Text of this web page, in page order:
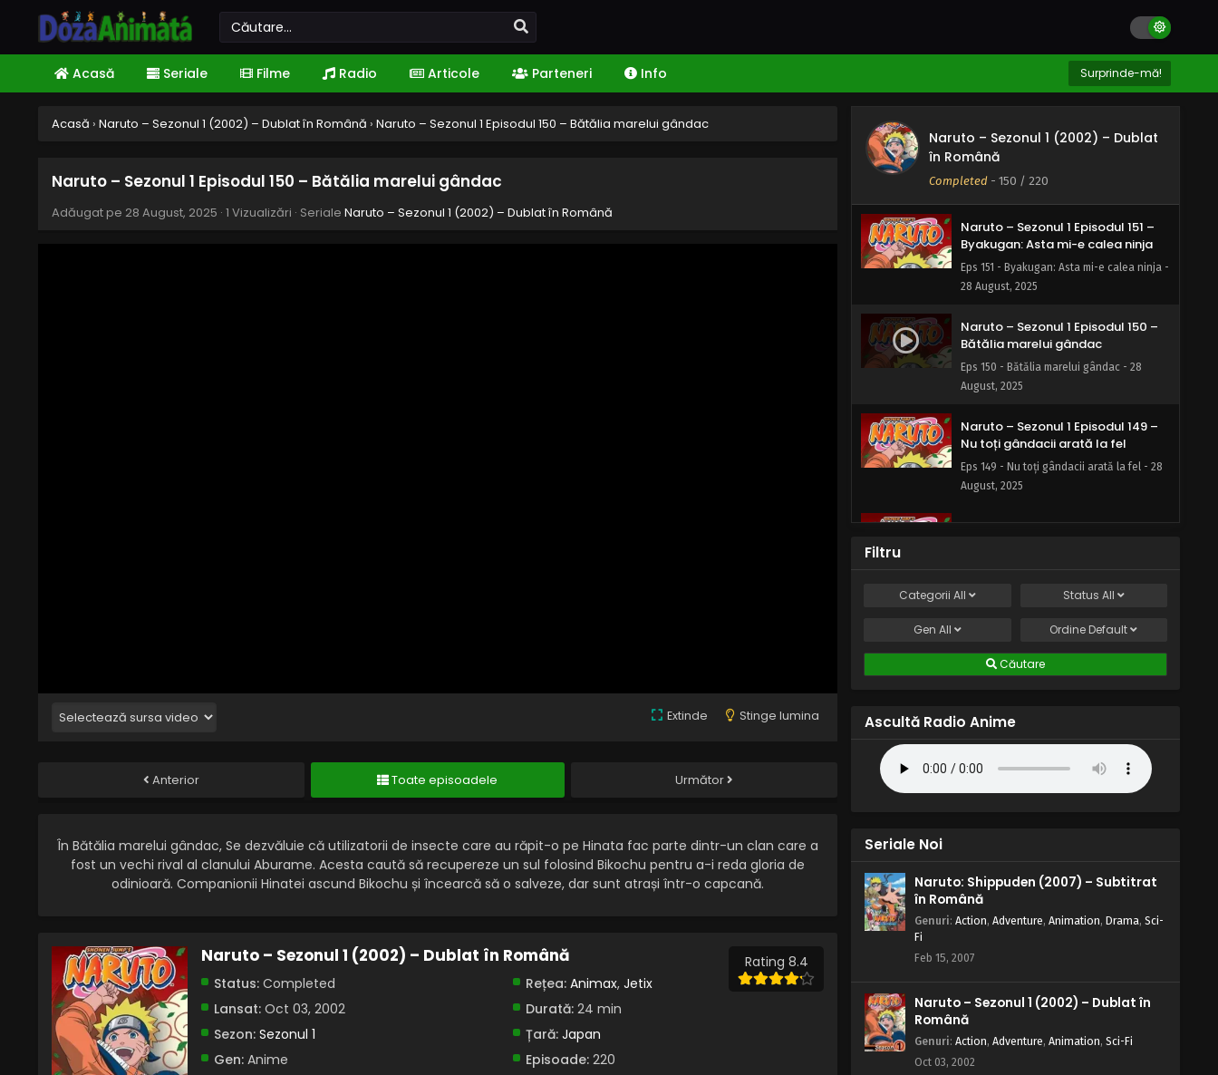
Acasă Seriale Filme Radio Articole Parteneri Info Surprinde-mă!
Acasă › Naruto – Sezonul 1 (2002) – Dublat în Română › Naruto – Sezonul 1 Episodul 150 – Bătălia marelui gândac
Naruto – Sezonul 1 Episodul 150 – Bătălia marelui gândac
Adăugat pe 28 August, 2025 · 1 Vizualizări · Seriale Naruto – Sezonul 1 (2002) – Dublat în Română
Extinde Stinge lumina
Anterior Toate episoadele Următor
În Bătălia marelui gândac, Se dezvăluie că utilizatorii de insecte care au răpit-o pe Hinata fac parte dintr-un clan care a
fost un vechi rival al clanului Aburame. Acesta caută să recupereze un sul folosind Bikochu pentru a-i reda gloria de
odinioară. Companionii Hinatei ascund Bikochu și încearcă să o salveze, dar sunt atrași într-o capcană.
Naruto – Sezonul 1 (2002) – Dublat în Română
Rating 8.4
Status: Completed Rețea: Animax, Jetix
Lansat: Oct 03, 2002 Durată:24 min
Sezon: Sezonul 1 Țară: Japan
Gen: Anime Episoade:220
Naruto – Sezonul 1 (2002) – Dublat
în Română
Completed - 150 / 220
Naruto – Sezonul 1 Episodul 153 – O
lecție învățată: Pumnul de fier al
Eps 153 - O lecție învățată: Pumnul de fier
al dragostei - 28 August, 2025
Naruto – Sezonul 1 Episodul 152 –
Marșul funerar pentru viață
August, 2025
Naruto – Sezonul 1 Episodul 151 –
Byakugan: Asta mi-e calea ninja
Eps 151 - Byakugan: Asta mi-e calea ninja -
28 August, 2025
Naruto – Sezonul 1 Episodul 150 –
Bătălia marelui gândac
Eps 150 - Bătălia marelui gândac - 28
August, 2025
Naruto – Sezonul 1 Episodul 149 –
Nu toți gândacii arată la fel
Eps 149 - Nu toți gândacii arată la fel - 28
August, 2025
Naruto – Sezonul 1 Episodul 148 –
Naruto – Sezonul 1 Episodul 147 –
învingi
Eps 147 - Confruntarea soartei: Nu o să mă
Naruto – Sezonul 1 Episodul 146 –
Visurile lui Orochimaru
Eps 146 - Visurile lui Orochimaru - 28
August, 2025
Naruto – Sezonul 1 Episodul 144 –
câine
Eps 144 - O nouă echipă: Doi oameni și un
Naruto – Sezonul 1 Episodul 143 –
Ton-Ton: Contăm pe tine
Eps 143 - Ton-Ton: Contăm pe tine - 28
Filtru
Categorii All Status All
Gen All Ordine Default
Căutare
Ascultă Radio Anime
Seriale Noi
Naruto: Shippuden (2007) – Subtitrat
în Română
Genuri: Action, Adventure, Animation, Drama, Sci-
Fi
Feb 15, 2007
Naruto – Sezonul 1 (2002) – Dublat în
Română
Genuri: Action, Adventure, Animation, Sci-Fi
Oct 03, 2002